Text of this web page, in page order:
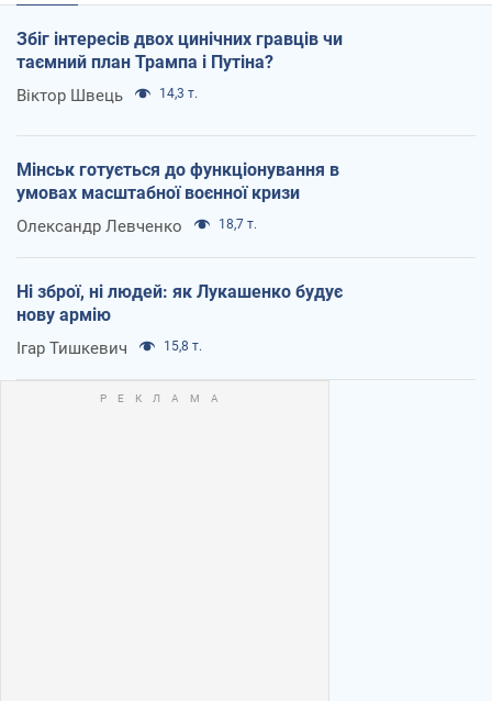
Збіг інтересів двох цинічних гравців чи
таємний план Трампа і Путіна?
Віктор Швець 14,3 т.
Мінськ готується до функціонування в
умовах масштабної воєнної кризи
Олександр Левченко 18,7 т.
Ні зброї, ні людей: як Лукашенко будує
нову армію
Ігар Тишкевич 15,8 т.